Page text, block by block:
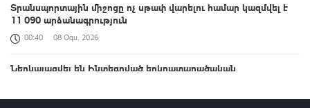
Տրանսպորտային միջոցը ոչ սթափ վարելու համար կազմվել է
11 090 արձանագրություն
00:40 08 Օգս, 2026
Ներկայացվել են Ինտեգրված երկրատարածական